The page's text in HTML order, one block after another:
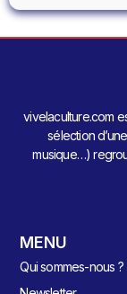
vivelaculture.com
sélection
musique…)
MENU
Qui sommes-nous ?